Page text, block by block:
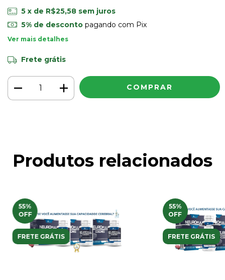
5 x de R$25,58 sem juros
5% de descontopagando com Pix
Ver mais detalhes
Frete grátis
Produtos relacionados
55%
OFF
FRETE GRÁTIS
55%
OFF
FRETE GRÁTIS